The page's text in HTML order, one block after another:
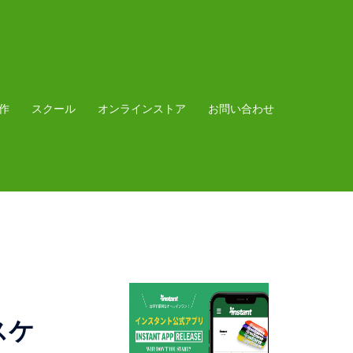
スクール オンラインストア お問い合わせ
ケ